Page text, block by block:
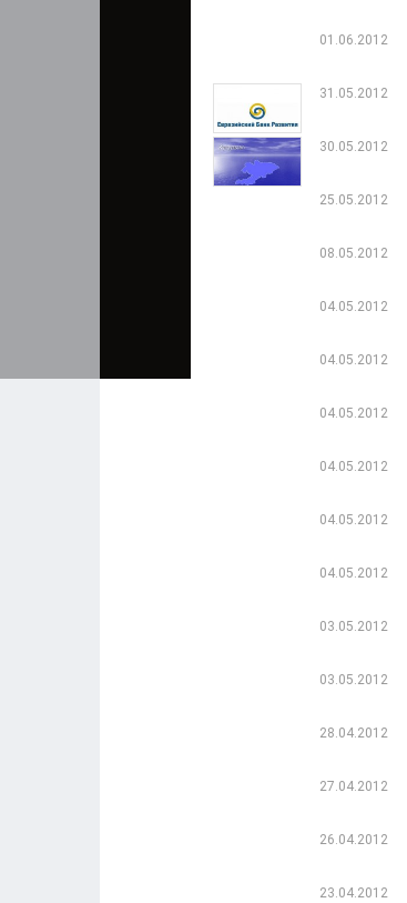
01.06.2012
31.05.2012
30.05.2012
25.05.2012
08.05.2012
04.05.2012
04.05.2012
04.05.2012
04.05.2012
04.05.2012
04.05.2012
03.05.2012
03.05.2012
28.04.2012
27.04.2012
26.04.2012
23.04.2012